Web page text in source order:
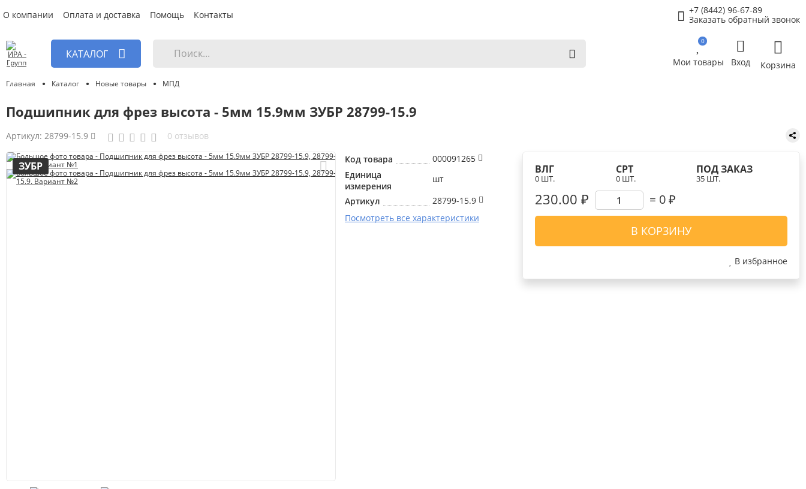
О компании Оплата и доставка Помощь Контакты
+7 (8442) 96-67-89
Заказать обратный звонок
КАТАЛОГ
0
Мои товары Вход Корзина
Главная Каталог Новые товары МПД
Подшипник для фрез высота - 5мм 15.9мм ЗУБР 28799-15.9
Артикул: 28799-15.9 0 отзывов
ЗУБР
Код товара
000091265
Единица
измерения
шт
Артикул
28799-15.9
Посмотреть все характеристики
ВЛГ
0 ШТ.
СРТ
0 ШТ.
ПОД ЗАКАЗ
35 ШТ.
230.00 ₽ 0₽
В КОРЗИНУ
В избранное